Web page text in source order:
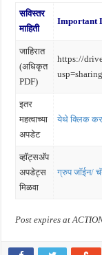
सविस्तर
माहिती
Important
जाहिरात
(अधिकृत
PDF)
https://
usp=sharing
इतर
महत्वाच्या
अपडेट
येथे क्लिक
व्हॉट्सअ‍ॅप
अपडेट्स
मिळवा
ग्रुप जॉईन/
Post expires at